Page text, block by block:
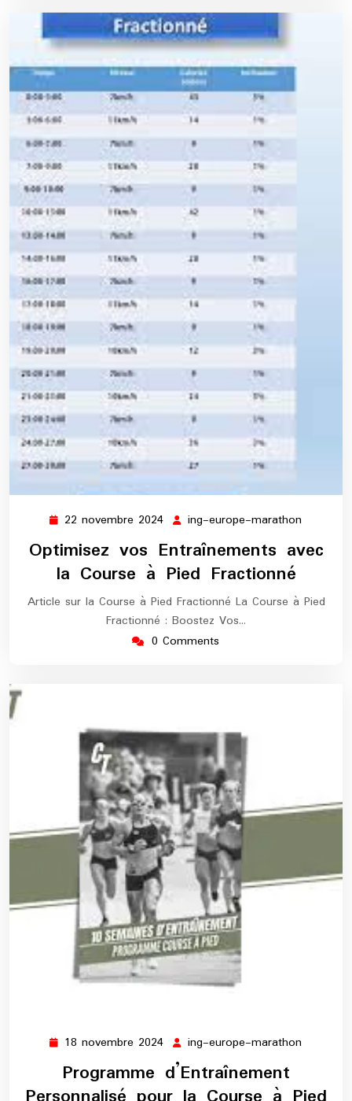
22 novembre 2024 22
novembre
2024
ing-europe-marathon
marathon
Optimisez vos Entraînements avec
la Course à Pied Fractionné
Article sur la Course à Pied Fractionné La Course à Pied
Fractionné : Boostez Vos…
0 Comments
18 novembre 2024 18
novembre
2024
ing-europe-marathon
Programme d’Entraînement